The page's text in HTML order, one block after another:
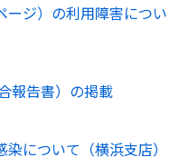
ージ）の利用障害につい
報告書）の掲載
について（横浜支店）